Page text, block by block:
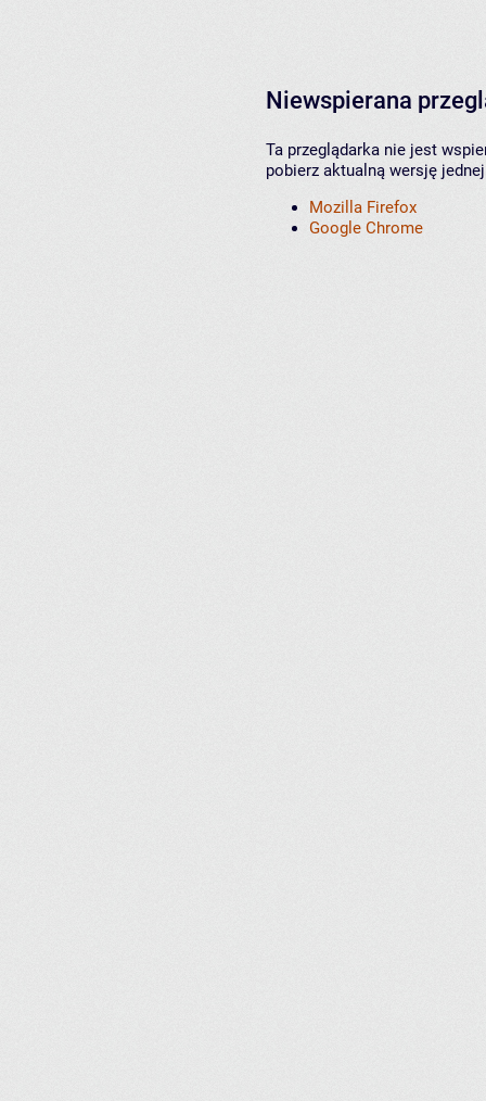
Niewspierana
Ta przeglądarka nie jest
pobierz aktualną wersję
Mozilla Firefox
Google Chrome